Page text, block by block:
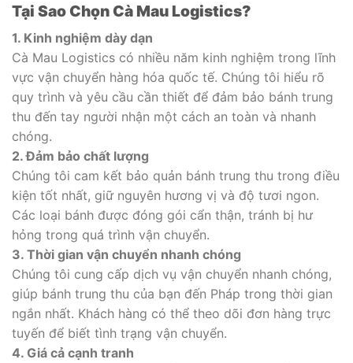
Tại Sao Chọn Cà Mau Logistics?
1. Kinh nghiệm dày dạn
Cà Mau Logistics có nhiều năm kinh nghiệm trong lĩnh
vực vận chuyển hàng hóa quốc tế. Chúng tôi hiểu rõ
quy trình và yêu cầu cần thiết để đảm bảo bánh trung
thu đến tay người nhận một cách an toàn và nhanh
chóng.
2. Đảm bảo chất lượng
Chúng tôi cam kết bảo quản bánh trung thu trong điều
kiện tốt nhất, giữ nguyên hương vị và độ tươi ngon.
Các loại bánh được đóng gói cẩn thận, tránh bị hư
hỏng trong quá trình vận chuyển.
3. Thời gian vận chuyển nhanh chóng
Chúng tôi cung cấp dịch vụ vận chuyển nhanh chóng,
giúp bánh trung thu của bạn đến Pháp trong thời gian
ngắn nhất. Khách hàng có thể theo dõi đơn hàng trực
tuyến để biết tình trạng vận chuyển.
4. Giá cả cạnh tranh